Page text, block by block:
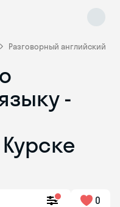
Разговорный английский
-
0